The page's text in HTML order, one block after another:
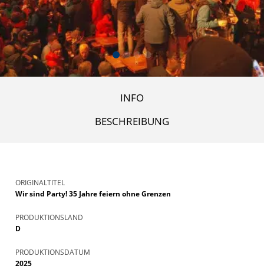
INFO
BESCHREIBUNG
ORIGINALTITEL
Wir sind Party! 35 Jahre feiern ohne Grenzen
PRODUKTIONSLAND
D
PRODUKTIONSDATUM
2025